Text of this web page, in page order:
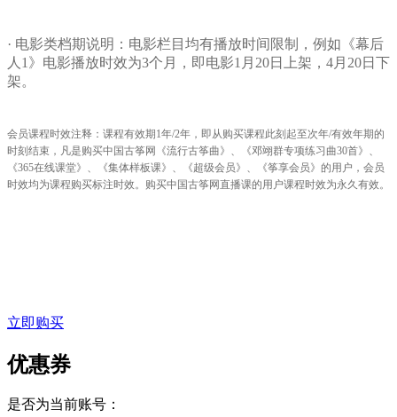
· 电影类档期说明：电影栏目均有播放时间限制，例如《幕后
人1》电影播放时效为3个月，即电影1月20日上架，4月20日下
架。
会员课程时效注释：课程有效期1年/2年，即从购买课程此刻起至次年/有效年期的
时刻结束，凡是购买中国古筝网《流行古筝曲》、《邓翊群专项练习曲30首》、
《365在线课堂》、《集体样板课》、《超级会员》、
《筝享会员》 的用户，会员
时效均为课程购买标注时效。购买中国古筝网直播课的用户课程时效为永久有效。
立即购买
优惠券
是否为当前账号：